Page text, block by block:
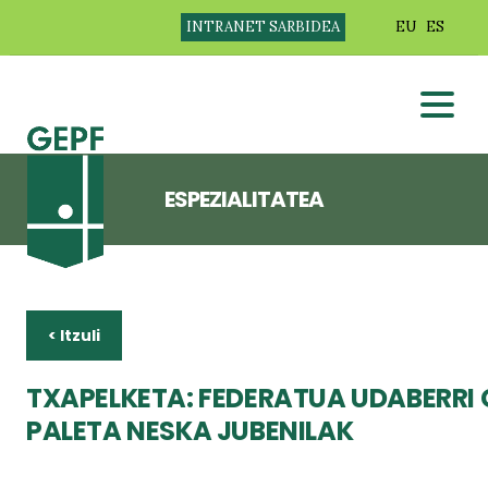
INTRANET SARBIDEA EU ES
ESPEZIALITATEA
< Itzuli
TXAPELKETA: FEDERATUA
PALETA NESKA JUBENILAK